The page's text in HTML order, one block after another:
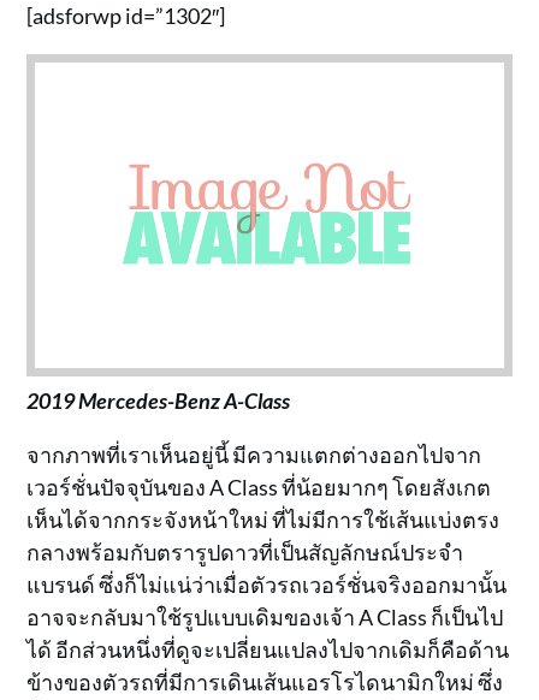
[adsforwp id=”1302″]
2019 Mercedes-Benz A-Class
จากภาพที่เราเห็นอยู่นี้ มีความแตกต่างออกไปจาก
เวอร์ชั่นปัจจุบันของ A Class ที่น้อยมากๆ โดยสังเกต
เห็นได้จากกระจังหน้าใหม่ ที่ไม่มีการใช้เส้นแบ่งตรง
กลางพร้อมกับตรารูปดาวที่เป็นสัญลักษณ์ประจำ
แบรนด์ ซึ่งก็ไม่แน่ว่าเมื่อตัวรถเวอร์ชั่นจริงออกมานั้น
อาจจะกลับมาใช้รูปแบบเดิมของเจ้า A Class ก็เป็นไป
ได้ อีกส่วนหนึ่งที่ดูจะเปลี่ยนแปลงไปจากเดิมก็คือด้าน
ข้างของตัวรถที่มีการเดินเส้นแอรโรไดนามิกใหม่ ซึ่ง